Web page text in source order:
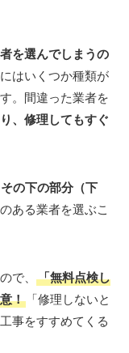
を選んでしまうの
はいくつか種類が
。間違った業者を
、修理してもすぐ
の下の部分（下
ある業者を選ぶこ
で、
「無料点検し
！「修理しないと
事をすすめてくる